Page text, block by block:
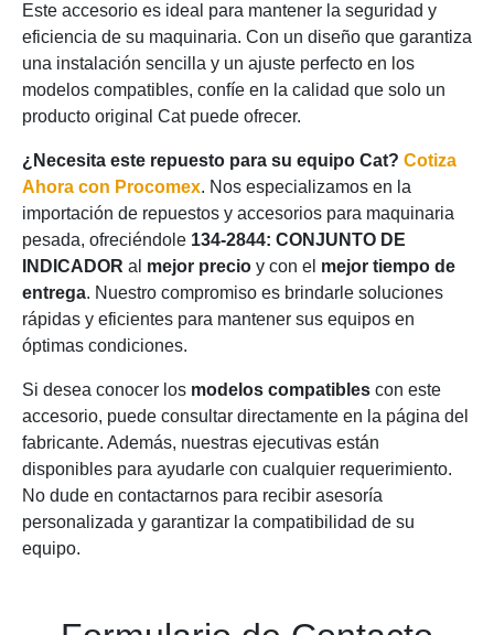
Este accesorio es ideal para mantener la seguridad y
eficiencia de su maquinaria. Con un diseño que garantiza
una instalación sencilla y un ajuste perfecto en los
modelos compatibles, confíe en la calidad que solo un
producto original Cat puede ofrecer.
¿Necesita este repuesto para su equipo Cat? Cotiza
Ahora con Procomex. Nos especializamos en la
importación de repuestos y accesorios para maquinaria
pesada, ofreciéndole 134-2844: CONJUNTO DE
INDICADOR al mejor precio y con el mejor tiempo de
entrega. Nuestro compromiso es brindarle soluciones
rápidas y eficientes para mantener sus equipos en
óptimas condiciones.
Si desea conocer los modelos compatibles con este
accesorio, puede consultar directamente en la página del
fabricante. Además, nuestras ejecutivas están
disponibles para ayudarle con cualquier requerimiento.
No dude en contactarnos para recibir asesoría
personalizada y garantizar la compatibilidad de su
equipo.